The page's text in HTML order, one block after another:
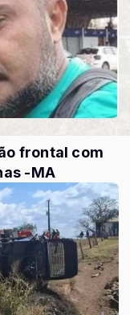
frontal com
-MA